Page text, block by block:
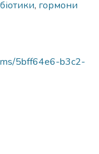
, гормони
5bff64e6-b3c2-